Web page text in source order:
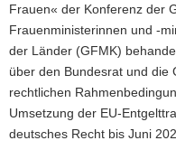
Frauen« der Konferenz der
Frauenministerinnen und -
der Länder (GFMK)
über den Bundesrat und die
rechtlichen
Umsetzung der EU-
deutsches Recht bis Juni